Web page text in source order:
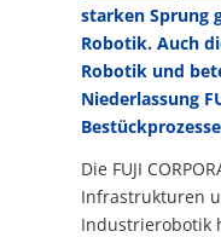
starken Sprung
Robotik. Auch
Robotik und
Nieder­lassung
Die FUJI
Infrastrukturen
Industrie­robotik